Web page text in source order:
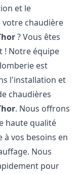
et le
votre chaudière
? Vous êtes
! Notre équipe
est
l'installation et
chaudières
. Nous offrons
haute qualité
vos besoins en
Nous
pour